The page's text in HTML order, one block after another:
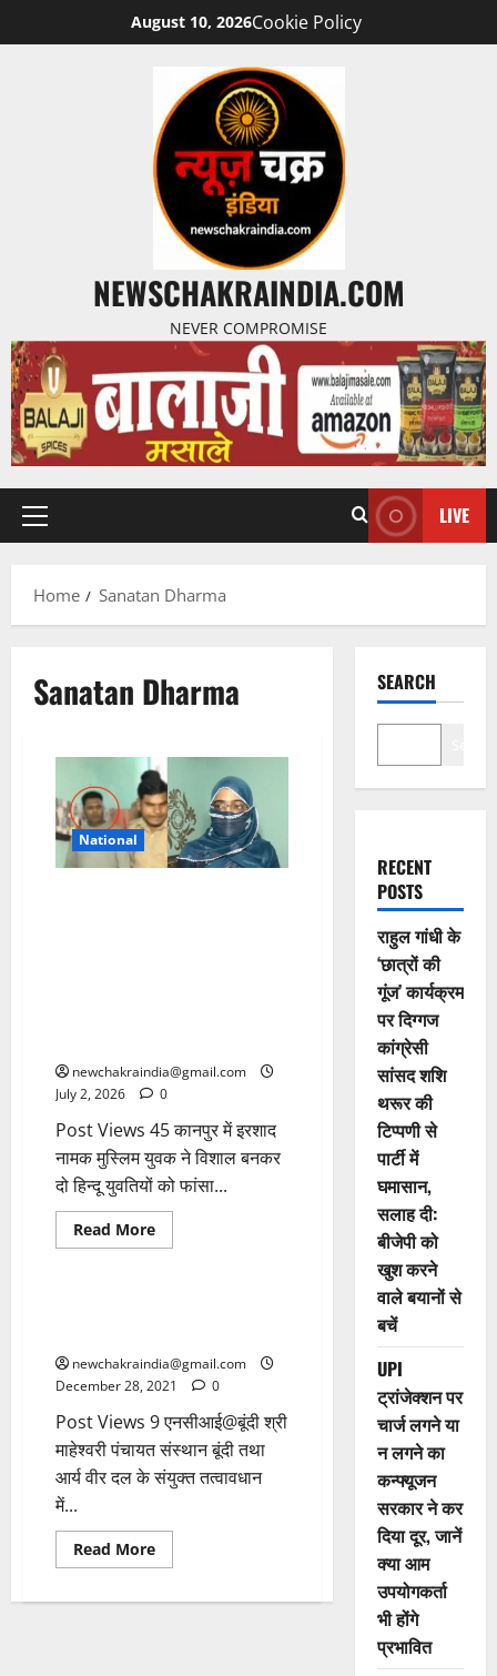
August 10, 2026Cookie Policy
NEWSCHAKRAINDIA.COM
NEVER COMPROMISE
LIVE
Home Sanatan Dharma
Sanatan Dharma
National
newchakraindia@gmail.com
July 2, 2026
0
Post Views 45 कानपुर में इरशाद
नामक मुस्लिम युवक ने विशाल बनकर
दो हिन्दू युवतियों को फांसा...
Read More
SPORTS धर्म
newchakraindia@gmail.com
December 28, 2021
0
Post Views 9 एनसीआई@बूंदी श्री
माहेश्वरी पंचायत संस्थान बूंदी तथा
आर्य वीर दल के संयुक्त तत्वावधान
में...
Read More
SEARCH
RECENT
POSTS
राहुल गांधी के
‘छात्रों की
गूंज’ कार्यक्रम
पर दिग्गज
कांग्रेसी
सांसद शशि
थरूर की
टिप्पणी से
पार्टी में
घमासान,
सलाह दी:
बीजेपी को
खुश करने
वाले बयानों से
बचें
UPI
ट्रांजेक्शन पर
चार्ज लगने या
न लगने का
कन्फ्यूजन
सरकार ने कर
दिया दूर, जानें
क्या आम
उपयोगकर्ता
भी होंगे
प्रभावित